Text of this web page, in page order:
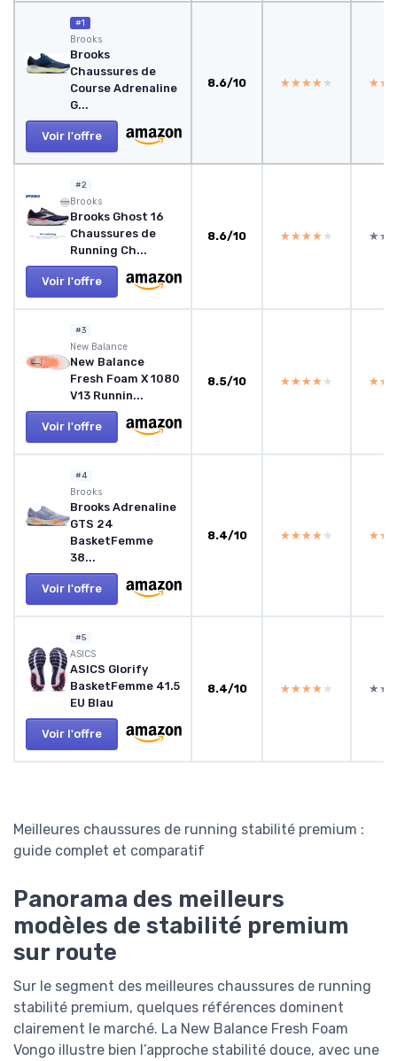
#1
Brooks
Brooks
Chaussures de
Course Adrenaline
G...
Voir l'offre
8.6/10 ★★★★★
★★★★★
#2
Brooks
Brooks Ghost 16
Chaussures de
Running Ch...
Voir l'offre
8.6/10 ★★★★★
★★★★★
#3
New Balance
New Balance
Fresh Foam X 1080
V13 Runnin...
Voir l'offre
8.5/10 ★★★★★
★★★★★
#4
Brooks
Brooks Adrenaline
GTS 24
BasketFemme
38...
Voir l'offre
8.4/10 ★★★★★
★★★★★
#5
ASICS
ASICS Glorify
BasketFemme 41.5
EU Blau
Voir l'offre
8.4/10 ★★★★★
★★★★★
Meilleures chaussures de running stabilité premium :
guide complet et comparatif
Panorama des meilleurs
modèles de stabilité premium
sur route
Sur le segment des meilleures chaussures de running
stabilité premium, quelques références dominent
clairement le marché. La New Balance Fresh Foam
Vongo illustre bien l’approche stabilité douce, avec une